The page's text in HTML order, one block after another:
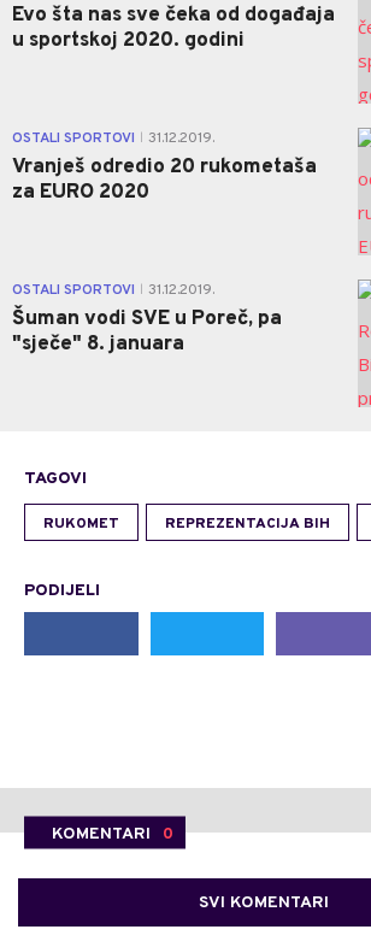
Evo šta nas sve čeka od događaja
u sportskoj 2020. godini
OSTALI SPORTOVI 31.12.2019.
Vranješ odredio 20 rukometaša
za EURO 2020
OSTALI SPORTOVI 31.12.2019.
Šuman vodi SVE u Poreč, pa
"sječe" 8. januara
TAGOVI
RUKOMET REPREZENTACIJA BIH
PODIJELI
KOMENTARI 0
SVI KOMENTARI